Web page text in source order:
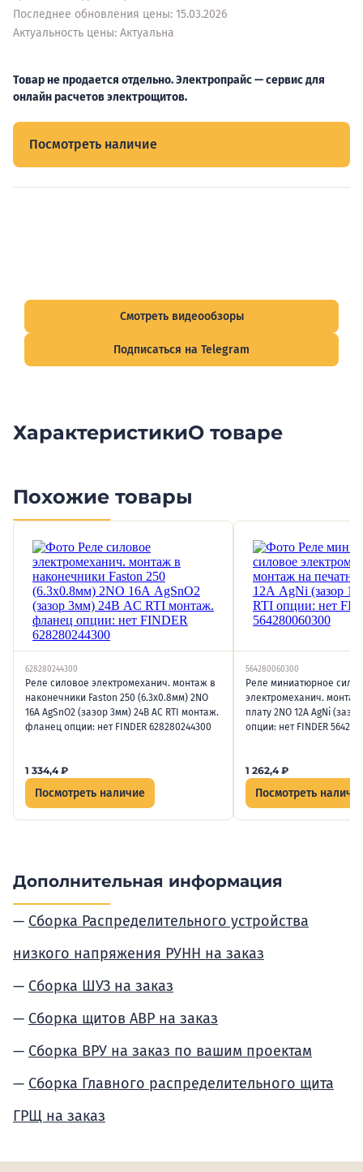
Последнее обновления цены: 15.03.2026
Актуальность цены: Актуальна
Товар не продается отдельно. Электропрайс — сервис для
онлайн расчетов электрощитов.
Посмотреть наличие
Смотреть видеообзоры
Подписаться на Telegram
ХарактеристикиО товаре
Похожие товары
628280244300
Реле силовое электромеханич. монтаж в
наконечники Faston 250 (6.3х0.8мм) 2NO
16А AgSnO2 (зазор 3мм) 24В AC RTI монтаж.
фланец опции: нет FINDER 628280244300
1 334,4₽
Посмотреть наличие
564280060300
Реле миниатюрное
электромеханич.
плату 2NO 12А AgNi
опции: нет FINDER
1 262,4₽
Посмотреть
Дополнительная информация
Сборка Распределительного устройства
низкого напряжения РУНН на заказ
Сборка ШУЗ на заказ
Сборка щитов АВР на заказ
Сборка ВРУ на заказ по вашим проектам
Сборка Главного распределительного щита
ГРЩ на заказ